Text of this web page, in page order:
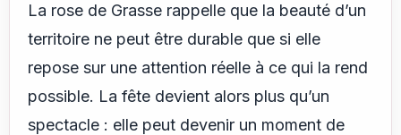
La rose de Grasse rappelle que la beauté d’un
territoire ne peut être durable que si elle
repose sur une attention réelle à ce qui la rend
possible. La fête devient alors plus qu’un
spectacle : elle peut devenir un moment de